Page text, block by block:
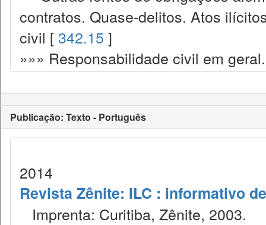
contratos. Quase-delitos. Atos
civil [ 342.15 ]
»»» Responsabilidade civil em
Publicação: Texto - Português
2014
Revista Zênite: ILC : informativo
Imprenta: Curitiba, Zênite, 2003.